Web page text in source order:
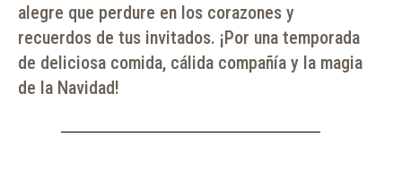
alegre que perdure en los corazones y
recuerdos de tus invitados. ¡Por una temporada
de deliciosa comida, cálida compañía y la magia
de la Navidad!